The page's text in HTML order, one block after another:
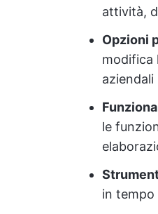
attività,
Opzioni
modifica
aziendali
le
in tempo